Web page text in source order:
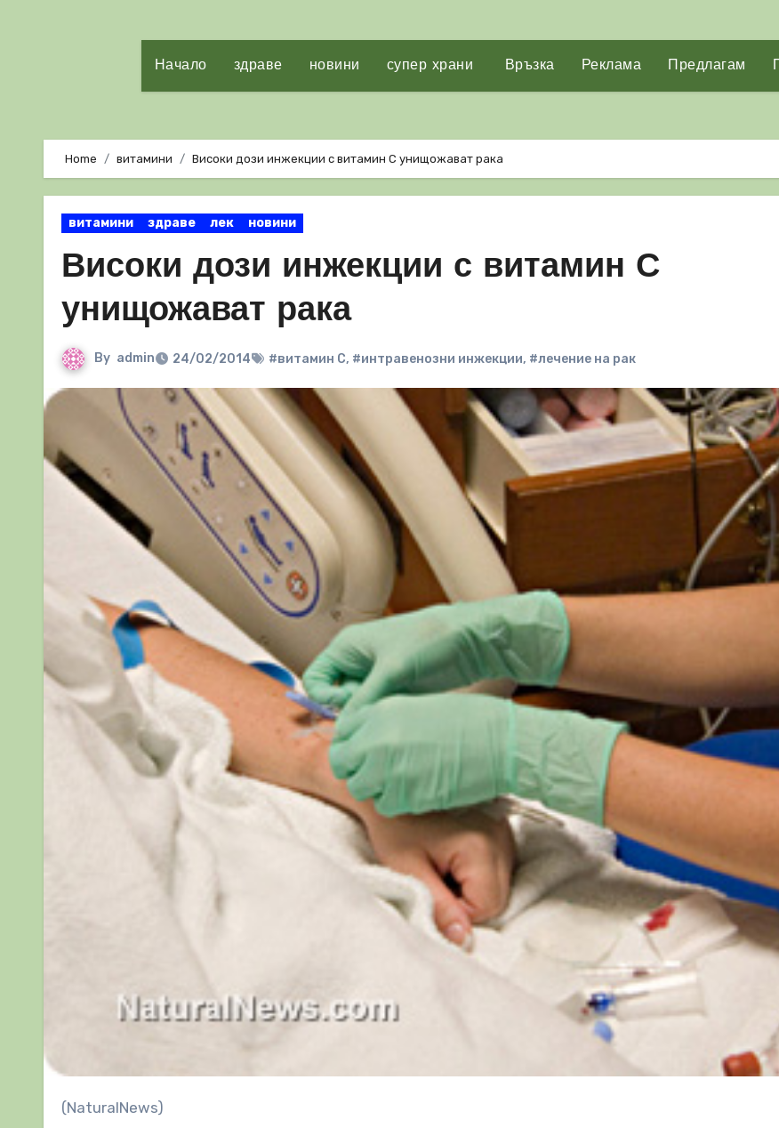
Начало здраве новини супер храни Връзка Реклама Предлагам
Home витамини Високи дози инжекции с витамин С унищожават рака
витамини здраве лек новини
Високи дози инжекции с витамин С
унищожават рака
By admin 24/02/2014 #витамин С, #интравенозни инжекции, #лечение на рак
(NaturalNews)